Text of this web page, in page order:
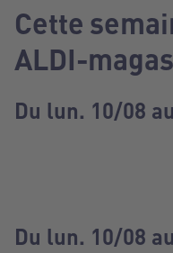
Cette
ALDI-
Du lun. 10/08
Du lun. 10/08